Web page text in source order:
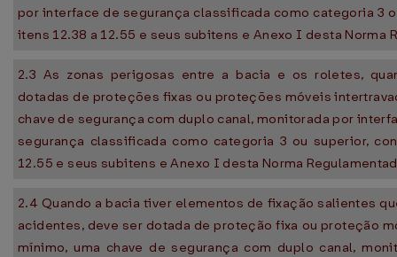
por interface de segurança classificada como categoria 3
itens 12.38 a 12.55 e seus subitens e Anexo I desta Norma
2.3 As zonas perigosas entre a bacia e os roletes,
dotadas de proteções fixas ou proteções móveis
chave de segurança com duplo canal, monitorada por
segurança classificada como categoria 3 ou superior,
12.55 e seus subitens e Anexo I desta Norma
2.4 Quando a bacia tiver elementos de fixação salientes
acidentes, deve ser dotada de proteção fixa ou proteção
mínimo, uma chave de segurança com duplo canal,